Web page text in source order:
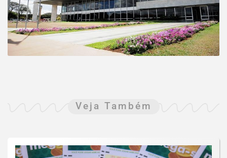
Veja Também